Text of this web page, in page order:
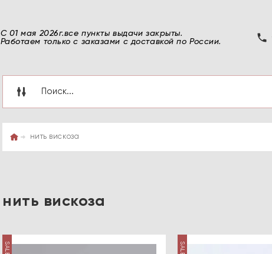
С 01 мая 2026г.все пункты выдачи закрыты.
Работаем только с заказами с доставкой по России.
нить вискоза
нить вискоза
SALE SALE